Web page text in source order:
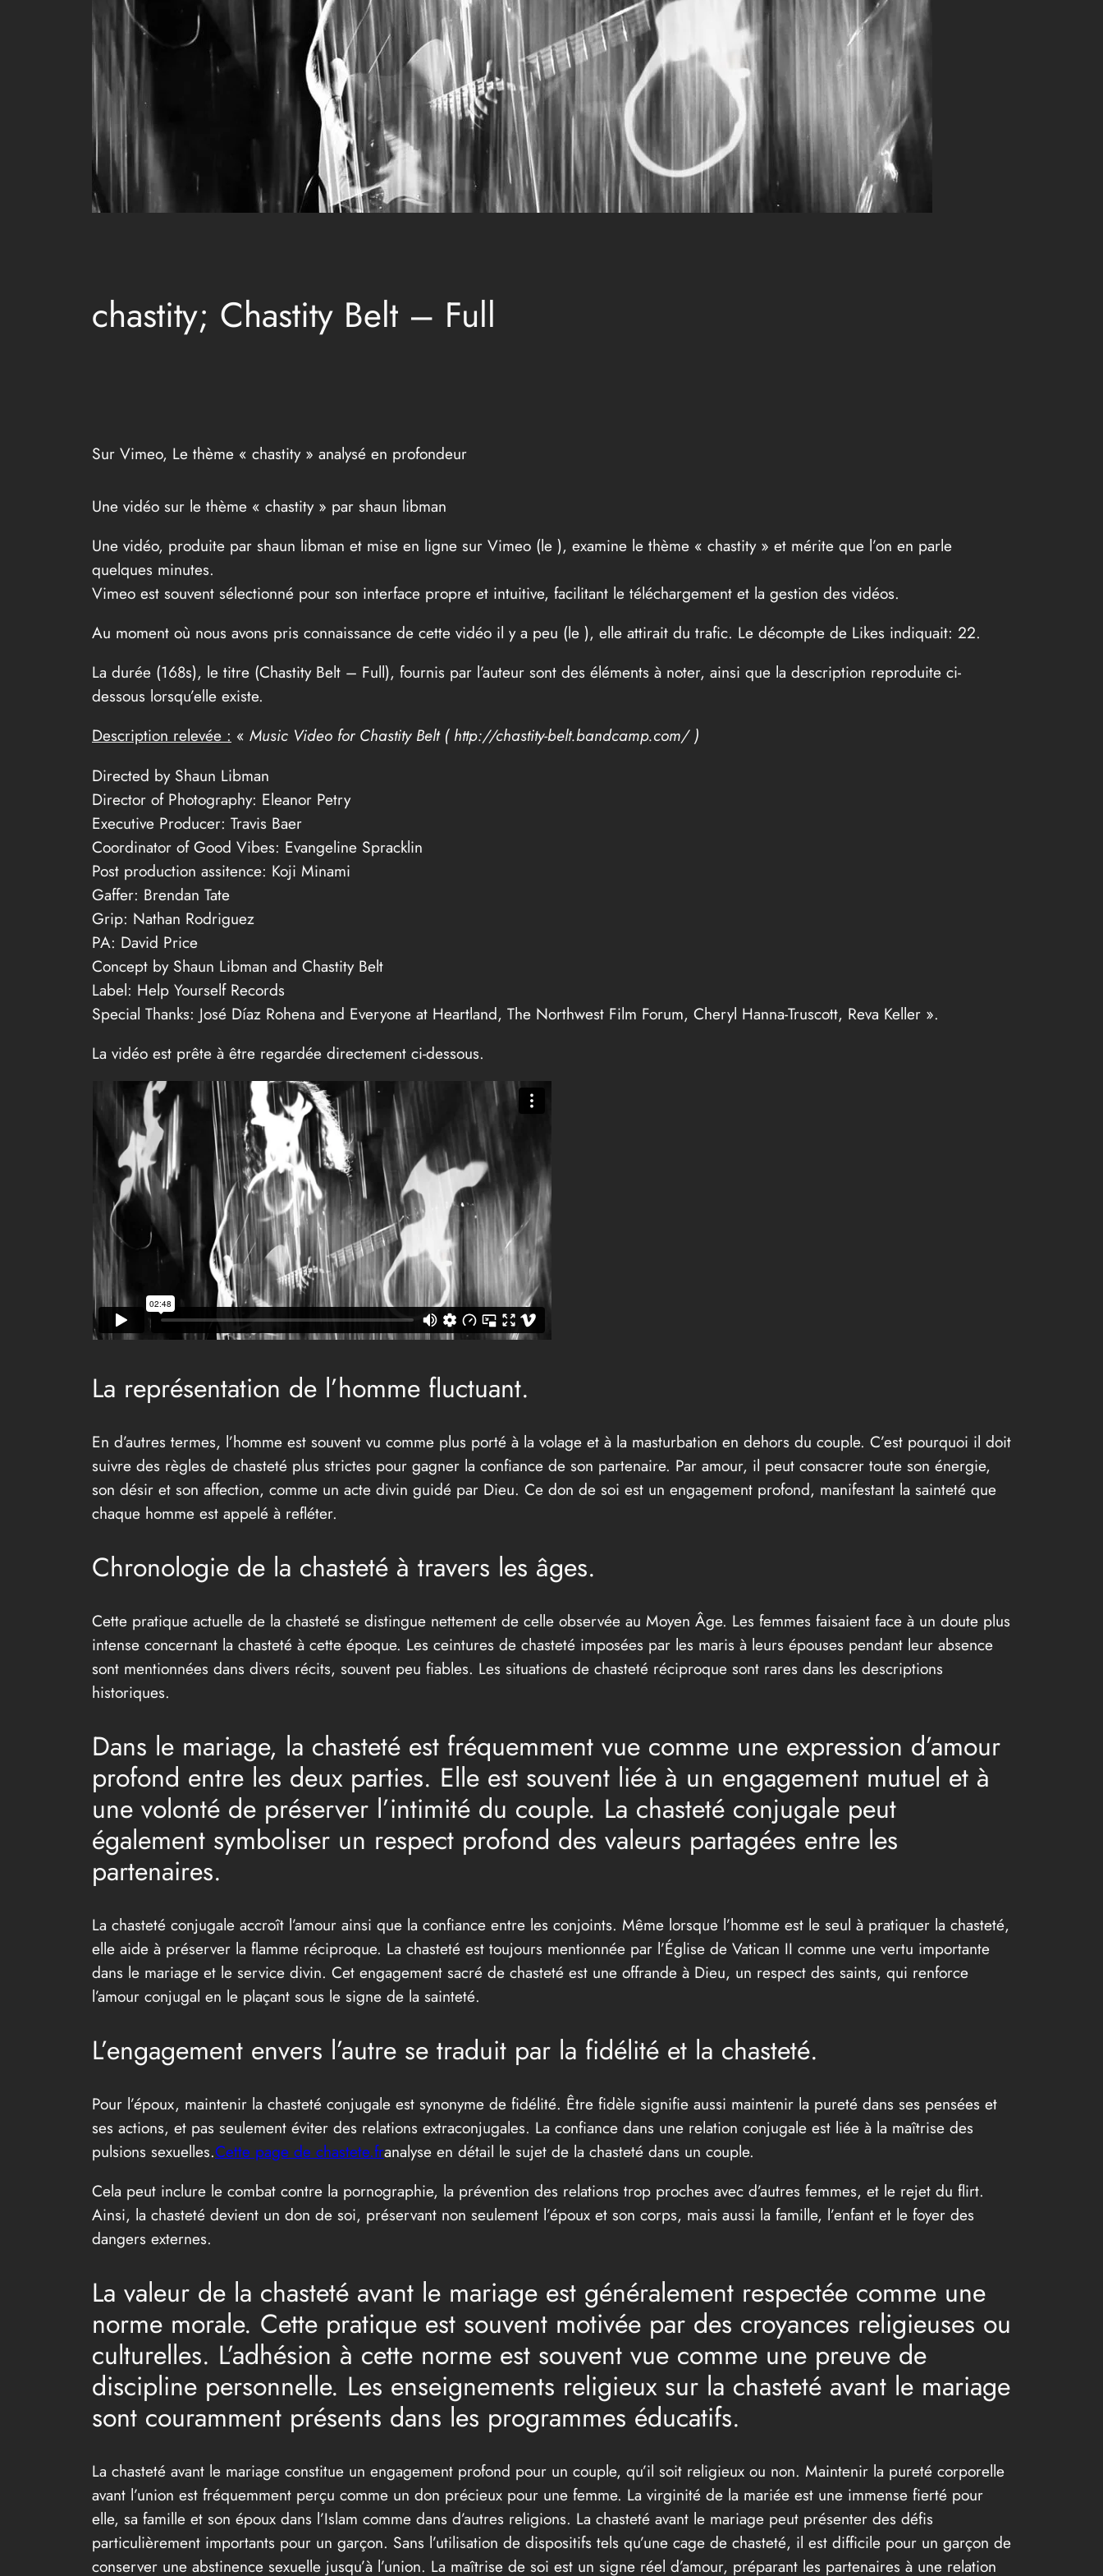
chastity; Chastity Belt – Full
Sur Vimeo, Le thème « chastity » analysé en profondeur
Une vidéo sur le thème « chastity » par shaun libman
Une vidéo, produite par shaun libman et mise en ligne sur Vimeo (le ), examine le thème « chastity » et mérite que l’on en parle
quelques minutes.
Vimeo est souvent sélectionné pour son interface propre et intuitive, facilitant le téléchargement et la gestion des vidéos.
Au moment où nous avons pris connaissance de cette vidéo il y a peu (le ), elle attirait du trafic. Le décompte de Likes indiquait: 22.
La durée (168s), le titre (Chastity Belt – Full), fournis par l’auteur sont des éléments à noter, ainsi que la description reproduite ci-
dessous lorsqu’elle existe.
Description relevée : « Music Video for Chastity Belt ( http://chastity-belt.bandcamp.com/ )
Directed by Shaun Libman
Director of Photography: Eleanor Petry
Executive Producer: Travis Baer
Coordinator of Good Vibes: Evangeline Spracklin
Post production assitence: Koji Minami
Gaffer: Brendan Tate
Grip: Nathan Rodriguez
PA: David Price
Concept by Shaun Libman and Chastity Belt
Label: Help Yourself Records
Special Thanks: José Díaz Rohena and Everyone at Heartland, The Northwest Film Forum, Cheryl Hanna-Truscott, Reva Keller ».
La vidéo est prête à être regardée directement ci-dessous.
La représentation de l’homme fluctuant.
En d’autres termes, l’homme est souvent vu comme plus porté à la volage et à la masturbation en dehors du couple. C’est pourquoi il doit
suivre des règles de chasteté plus strictes pour gagner la confiance de son partenaire. Par amour, il peut consacrer toute son énergie,
son désir et son affection, comme un acte divin guidé par Dieu. Ce don de soi est un engagement profond, manifestant la sainteté que
chaque homme est appelé à refléter.
Chronologie de la chasteté à travers les âges.
Cette pratique actuelle de la chasteté se distingue nettement de celle observée au Moyen Âge. Les femmes faisaient face à un doute plus
intense concernant la chasteté à cette époque. Les ceintures de chasteté imposées par les maris à leurs épouses pendant leur absence
sont mentionnées dans divers récits, souvent peu fiables. Les situations de chasteté réciproque sont rares dans les descriptions
historiques.
Dans le mariage, la chasteté est fréquemment vue comme une expression d’amour
profond entre les deux parties. Elle est souvent liée à un engagement mutuel et à
une volonté de préserver l’intimité du couple. La chasteté conjugale peut
également symboliser un respect profond des valeurs partagées entre les
partenaires.
La chasteté conjugale accroît l’amour ainsi que la confiance entre les conjoints. Même lorsque l’homme est le seul à pratiquer la chasteté,
elle aide à préserver la flamme réciproque. La chasteté est toujours mentionnée par l’Église de Vatican II comme une vertu importante
dans le mariage et le service divin. Cet engagement sacré de chasteté est une offrande à Dieu, un respect des saints, qui renforce
l’amour conjugal en le plaçant sous le signe de la sainteté.
L’engagement envers l’autre se traduit par la fidélité et la chasteté.
Pour l’époux, maintenir la chasteté conjugale est synonyme de fidélité. Être fidèle signifie aussi maintenir la pureté dans ses pensées et
ses actions, et pas seulement éviter des relations extraconjugales. La confiance dans une relation conjugale est liée à la maîtrise des
pulsions sexuelles.Cette page de chastete.franalyse en détail le sujet de la chasteté dans un couple.
Cela peut inclure le combat contre la pornographie, la prévention des relations trop proches avec d’autres femmes, et le rejet du flirt.
Ainsi, la chasteté devient un don de soi, préservant non seulement l’époux et son corps, mais aussi la famille, l’enfant et le foyer des
dangers externes.
La valeur de la chasteté avant le mariage est généralement respectée comme une
norme morale. Cette pratique est souvent motivée par des croyances religieuses ou
culturelles. L’adhésion à cette norme est souvent vue comme une preuve de
discipline personnelle. Les enseignements religieux sur la chasteté avant le mariage
sont couramment présents dans les programmes éducatifs.
La chasteté avant le mariage constitue un engagement profond pour un couple, qu’il soit religieux ou non. Maintenir la pureté corporelle
avant l’union est fréquemment perçu comme un don précieux pour une femme. La virginité de la mariée est une immense fierté pour
elle, sa famille et son époux dans l’Islam comme dans d’autres religions. La chasteté avant le mariage peut présenter des défis
particulièrement importants pour un garçon. Sans l’utilisation de dispositifs tels qu’une cage de chasteté, il est difficile pour un garçon de
conserver une abstinence sexuelle jusqu’à l’union. La maîtrise de soi est un signe réel d’amour, préparant les partenaires à une relation